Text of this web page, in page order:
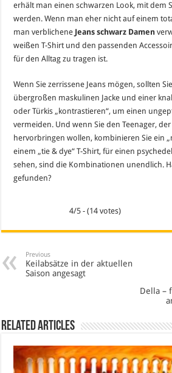
erhält man einen schwarzen Look, mit dem
werden. Wenn man eher nicht auf einem
man verblichene Jeans schwarz Damen
weißen T-Shirt und den passenden
für den Alltag zu tragen ist.
Wenn Sie zerrissene Jeans mögen, sollten
übergroßen maskulinen Jacke und einer
oder Türkis „kontrastieren“, um einen
vermeiden. Und wenn Sie den Teenager,
hervorbringen wollen, kombinieren Sie ein
einem „tie & dye“ T-Shirt, für einen
sehen, sind die Kombinationen unendlich.
gefunden?
4/5 - (14 votes)
Previous
Keilabsätze in der aktuellen
Saison angesagt
Della –
Related Articles